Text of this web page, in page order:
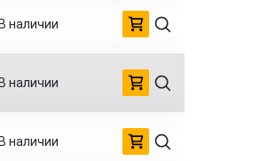
наличии
наличии
наличии